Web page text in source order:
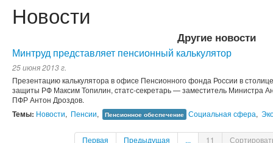
Новости
Другие новости
Минтруд представляет пенсионный калькулятор
25 июня 2013 г.
Презентацию калькулятора в офисе Пенсионного фонда России в
защиты РФ Максим Топилин, cтатс-секретарь — заместитель Министра
ПФР Антон Дроздов.
Темы: Новости, Пенсии, Пенсионное обеспечение Социальная сфера,
Первая Предыдущая ... 11